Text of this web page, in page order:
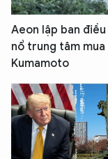
Aeon lập ban
nổ trung tâm mua
Kumamoto